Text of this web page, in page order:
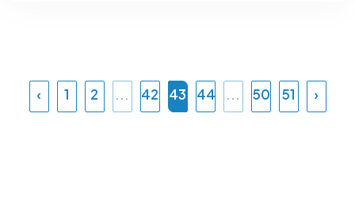
‹ 1 2 ... 42 43 44 ... 50 51 ›